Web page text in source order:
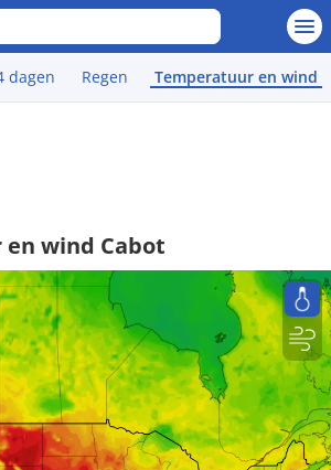
dagen Regen Temperatuur en wind
wind Cabot